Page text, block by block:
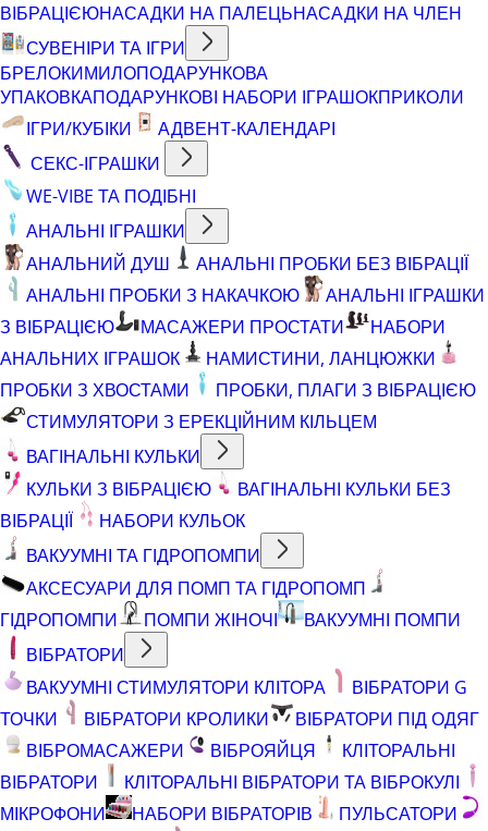
ВІБРАЦІЄЮНАСАДКИ НА ПАЛЕЦЬНАСАДКИ НА ЧЛЕН
СУВЕНІРИ ТА ІГРИ
БРЕЛОКИМИЛОПОДАРУНКОВА
УПАКОВКАПОДАРУНКОВІ НАБОРИ ІГРАШОКПРИКОЛИ
ІГРИ/КУБІКИ
АДВЕНТ-КАЛЕНДАРІ
СЕКС-ІГРАШКИ
WE-VIBE ТА ПОДІБНІ
АНАЛЬНІ ІГРАШКИ
АНАЛЬНИЙ ДУШ
АНАЛЬНІ ПРОБКИ БЕЗ ВІБРАЦІЇ
АНАЛЬНІ ПРОБКИ З НАКАЧКОЮ
АНАЛЬНІ ІГРАШКИ
З ВІБРАЦІЄЮ
МАСАЖЕРИ ПРОСТАТИ
НАБОРИ
АНАЛЬНИХ ІГРАШОК
НАМИСТИНИ, ЛАНЦЮЖКИ
ПРОБКИ З ХВОСТАМИ
ПРОБКИ, ПЛАГИ З ВІБРАЦІЄЮ
СТИМУЛЯТОРИ З ЕРЕКЦІЙНИМ КІЛЬЦЕМ
ВАГІНАЛЬНІ КУЛЬКИ
КУЛЬКИ З ВІБРАЦІЄЮ
ВАГІНАЛЬНІ КУЛЬКИ БЕЗ
ВІБРАЦІЇ
НАБОРИ КУЛЬОК
ВАКУУМНІ ТА ГІДРОПОМПИ
АКСЕСУАРИ ДЛЯ ПОМП ТА ГІДРОПОМП
ГІДРОПОМПИ
ПОМПИ ЖІНОЧІ
ВАКУУМНІ ПОМПИ
ВІБРАТОРИ
ВАКУУМНІ СТИМУЛЯТОРИ КЛІТОРА
ВІБРАТОРИ G
ТОЧКИ
ВІБРАТОРИ КРОЛИКИ
ВІБРАТОРИ ПІД ОДЯГ
ВІБРОМАСАЖЕРИ
ВІБРОЯЙЦЯ
КЛІТОРАЛЬНІ
ВІБРАТОРИ
КЛІТОРАЛЬНІ ВІБРАТОРИ ТА ВІБРОКУЛІ
МІКРОФОНИ
НАБОРИ ВІБРАТОРІВ
ПУЛЬСАТОРИ